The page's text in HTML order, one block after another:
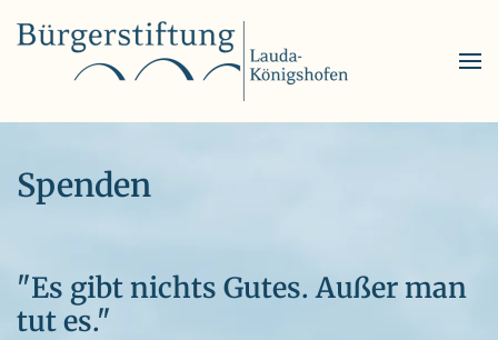
Skip to main content
Spenden
"Es gibt nichts Gutes. Außer man
tut es."